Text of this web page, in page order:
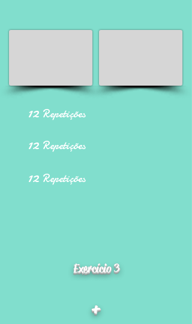
12 Repetições
12 Repetições
12 Repetições
Exercício 3
+